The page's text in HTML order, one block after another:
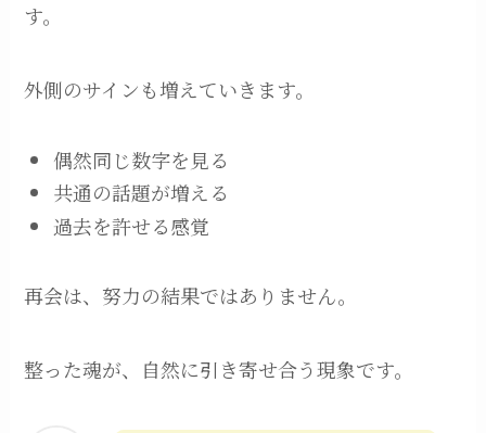
す。
外側のサインも増えていきます。
偶然同じ数字を見る
共通の話題が増える
過去を許せる感覚
再会は、努力の結果ではありません。
整った魂が、自然に引き寄せ合う現象です。